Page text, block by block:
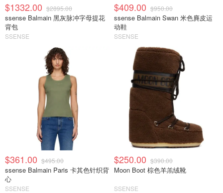
$1332.00 $2895.00
ssense Balmain 黑灰脉冲字母提花
背包
SSENSE
$409.00 $950.00
ssense Balmain Swan 米色麂皮运
动鞋
SSENSE
$361.00 $495.00
ssense Balmain Paris 卡其色针织背
心
SSENSE
$250.00 $390.00
Moon Boot 棕色羊羔绒靴
SSENSE